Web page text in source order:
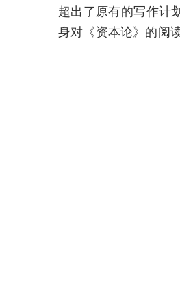
超出了原有的写作计
身对《资本论》的阅